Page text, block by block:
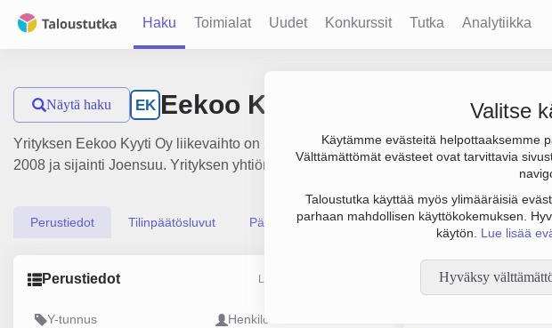
Haku Toimialat Uudet Konkurssit Tutka Analytiikka
Valitse
Käytämme evästeitä helpottaaksemme
Välttämättömät evästeet ovat tarvittavia
Taloustutka käyttää myös ylimääräisiä
parhaan mahdollisen käyttökokemuksen.
käytön. Lue lisää
Hyväksy
Näytä haku EK Eekoo Kyyti Oy
Yrityksen Eekoo Kyyti Oy liikevaihto on 213 000 €, tulos 9 000 € ja henkilöstömäärä
2008 ja sijainti Joensuu. Yrityksen yhtiömuoto Osakeyhtiö (OY).
Perustiedot Tilinpäätösluvut Päättäjätiedot
Perustiedot Lähde: YTJ, PRH, Traficom
Y-tunnus Henkilöstömäärä
Taloustiedot